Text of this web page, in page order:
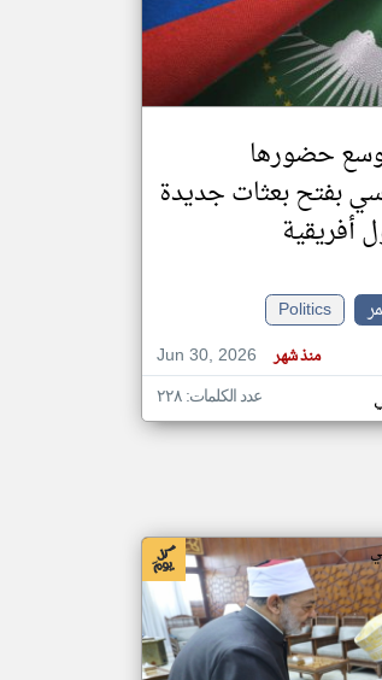
تغيير الدولة
اخبار جزر القمر على مدار الساعة
أهم اخبار جزر القمر العاجلة والمباشرة
حضورها
بفتح بعثات جديدة
Politics
Jun 30, 2026
منذ شهر
عدد الكلمات: ٢٢٨
klyoum.com